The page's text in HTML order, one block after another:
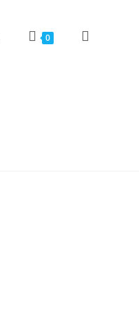
0 Toggle